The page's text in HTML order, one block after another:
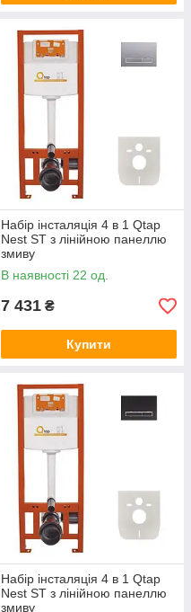
Набір інсталяція 4 в 1 Qtap
Nest ST з лінійною панеллю
змиву
QT0133M425M08382SAT
В наявності 22 од.
7 431 ₴
Купити
Набір інсталяція 4 в 1 Qtap
Nest ST з лінійною панеллю
змиву